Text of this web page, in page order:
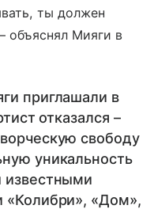
ты должен
объяснял Мияги в
приглашали в
отказался –
свободу
уникальность
известными
«Колибри», «Дом»,